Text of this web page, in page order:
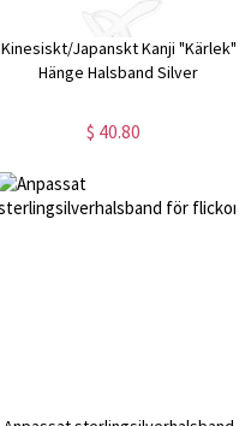
Kinesiskt/Japanskt Kanji "Kärlek"
Hänge Halsband Silver
$ 40.80